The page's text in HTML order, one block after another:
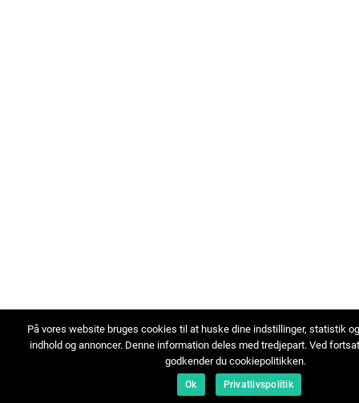
På vores website bruges cookies til at huske dine indstillinger, statistik
indhold og annoncer. Denne information deles med tredjepart. Ved
godkender du cookiepolitikken.
Ok Privatlivspolitik